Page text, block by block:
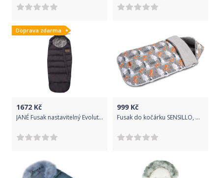
Doprava zdarma
1672 Kč
JANÉ Fusak nastavitelný Evolute Cold Black
999 Kč
Fusak do kočárku SENSILLO, model Velvet, motiv hory